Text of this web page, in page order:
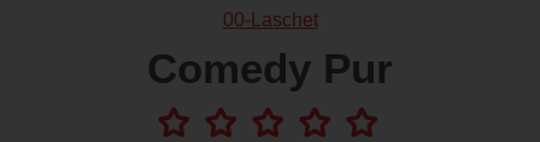
00-Laschet
Comedy Pur